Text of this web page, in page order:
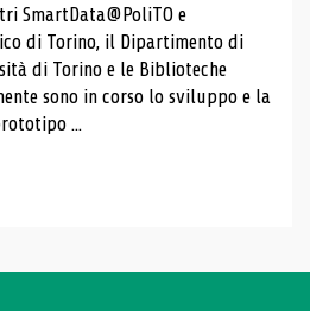
SmartData@PoliTO e
di Torino, il Dipartimento di
di Torino e le Biblioteche
sono in corso lo sviluppo e la
...